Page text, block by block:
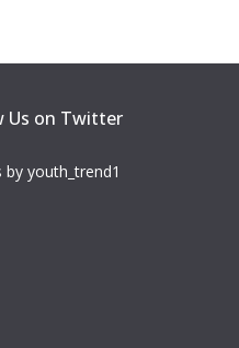
Us on Twitter
by youth_trend1